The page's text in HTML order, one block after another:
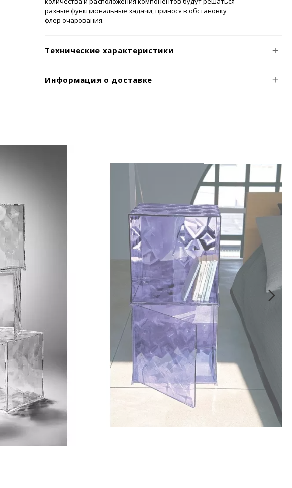
разные функциональные задачи, принося в обстановку
флер очарования.
Технические характеристики
Информация о доставке